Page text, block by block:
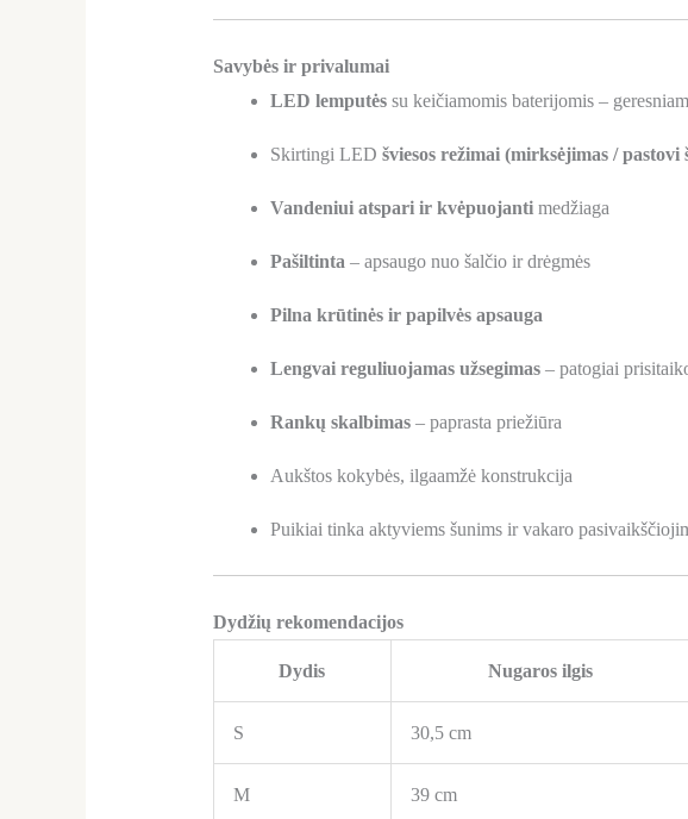
Savybės ir privalumai
LED lemputėssu keičiamomis baterijomis –
Skirtingi LED šviesos režimai (mirksėjimas / pastovi
Vandeniui atspari ir kvėpuojantimedžiaga
Pašiltinta – apsaugo nuo šalčio ir drėgmės
Pilna krūtinės ir papilvės apsauga
Lengvai reguliuojamas užsegimas– patogiai
Rankų skalbimas– paprasta priežiūra
Aukštos kokybės, ilgaamžė konstrukcija
Puikiai tinka aktyviems šunims ir vakaro
Dydžių rekomendacijos
Dydis Nugaros ilgis
S 30,5 cm
M 39 cm